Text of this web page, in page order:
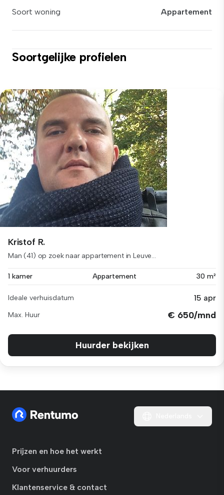
Soort woning
Appartement
Soortgelijke profielen
Kristof R.
Man (41) op zoek naar appartement in Leuve...
1 kamer Appartement 30 m²
Ideale verhuisdatum 15 apr
Max. Huur € 650/mnd
Huurder bekijken
Prijzen en hoe het werkt
Voor verhuurders
Klantenservice & contact